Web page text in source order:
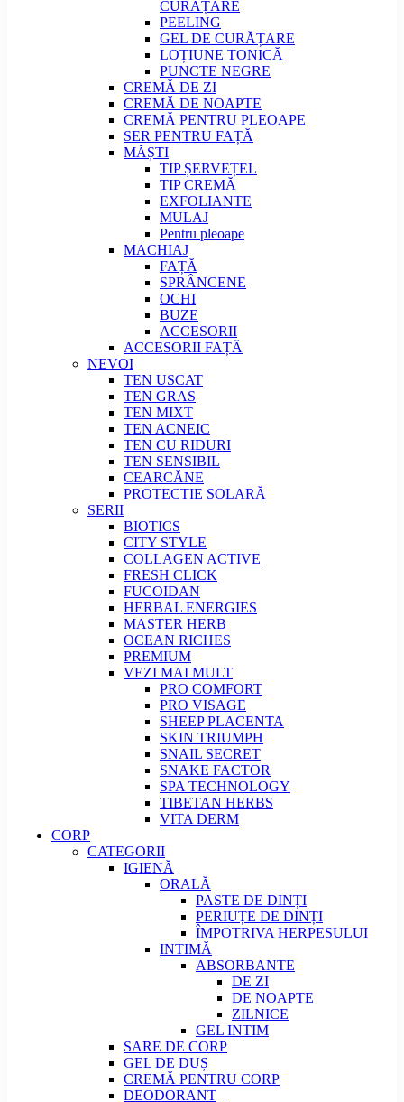
CURĂȚARE
PEELING
GEL DE CURĂȚARE
LOȚIUNE TONICĂ
PUNCTE NEGRE
CREMĂ DE ZI
CREMĂ DE NOAPTE
CREMĂ PENTRU PLEOAPE
SER PENTRU FAȚĂ
MĂȘTI
TIP ȘERVEȚEL
TIP CREMĂ
EXFOLIANTE
MULAJ
Pentru pleoape
MACHIAJ
FAȚĂ
SPRÂNCENE
OCHI
BUZE
ACCESORII
ACCESORII FAȚĂ
NEVOI
TEN USCAT
TEN GRAS
TEN MIXT
TEN ACNEIC
TEN CU RIDURI
TEN SENSIBIL
CEARCĂNE
PROTECTIE SOLARĂ
SERII
BIOTICS
CITY STYLE
COLLAGEN ACTIVE
FRESH CLICK
FUCOIDAN
HERBAL ENERGIES
MASTER HERB
OCEAN RICHES
PREMIUM
VEZI MAI MULT
PRO COMFORT
PRO VISAGE
SHEEP PLACENTA
SKIN TRIUMPH
SNAIL SECRET
SNAKE FACTOR
SPA TECHNOLOGY
TIBETAN HERBS
VITA DERM
CORP
CATEGORII
IGIENĂ
ORALĂ
PASTE DE DINȚI
PERIUȚE DE DINȚI
ÎMPOTRIVA HERPESULUI
INTIMĂ
ABSORBANTE
DE ZI
DE NOAPTE
ZILNICE
GEL INTIM
SARE DE CORP
GEL DE DUȘ
CREMĂ PENTRU CORP
DEODORANT